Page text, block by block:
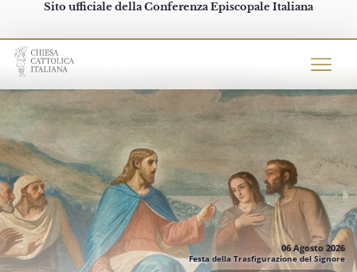
Sito ufficiale della Conferenza Episcopale Italiana
Chiesacattolica.it
06 Agosto 2026
Festa della Trasfigurazione del Signore